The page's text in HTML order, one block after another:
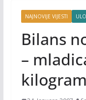
NAJNOVIJE VIJESTI
Bilans
–